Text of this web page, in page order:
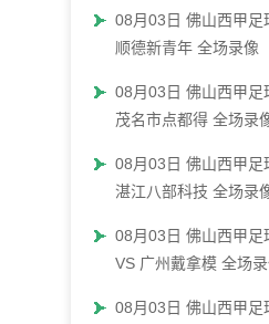
08月03日 佛山西甲足
顺德新青年 全场录像
08月03日 佛山西甲足
茂名市点都得 全场录
08月03日 佛山西甲足
湛江八部科技 全场录
08月03日 佛山西甲足
VS 广州戴拿模 全场
08月03日 佛山西甲足